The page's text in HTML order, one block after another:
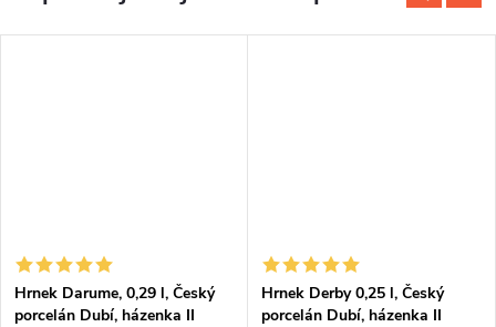
Hrnek Darume, 0,29 l, Český
porcelán Dubí, házenka II
Hrnek Derby 0,25 l, Český
porcelán Dubí, házenka II